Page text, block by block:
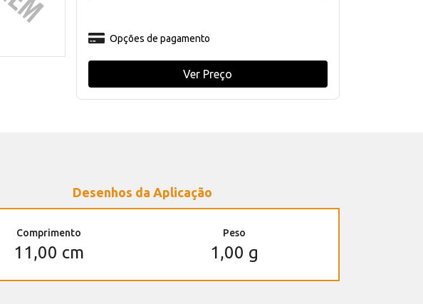
Opções de pagamento
Ver Preço
Desenhos da Aplicação
Comprimento
11,00 cm
Peso
1,00 g